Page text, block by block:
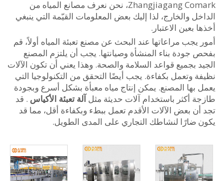
Zhangjiagang Comark، نحن نعرف مصانع المياه من
والخارج، لذا إليك بعض المعلومات القيّمة التي ينبغي
بعين الاعتبار.
يجب مراعاتها عند البحث عن مصنع تعبئة المياه أولاً، قم
جودة بناء المنشأة وصيانتها. يجب أن يلتزم المصنع
بجميع قواعد السلامة والصحة. وهذا يعني أن تكون الآلات
وتعمل بكفاءة. يجب أيضًا التحقق من التكنولوجيا التي
بها المصنع. يمكن إنتاج مياه معبأة بشكل أسرع وبجودة
أكثر باستخدام آلات حديثة مثلآلة تعبئة الأكياس. قد
بعض الآلات الأقدم تعمل ببطء وبكفاءة أقل، مما قد
ضارًا لنشاطك التجاري على المدى الطويل.